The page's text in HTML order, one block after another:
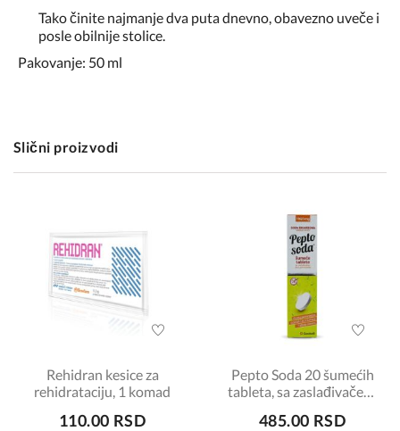
Tako činite najmanje dva puta dnevno, obavezno uveče i
posle obilnije stolice.
Pakovanje: 50 ml
Slični proizvodi
Rehidran kesice za
rehidrataciju, 1 komad
110.00 RSD
Pepto Soda 20 šumećih
tableta, sa zaslađivačem,
485.00 RSD